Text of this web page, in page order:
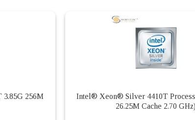
3.85G 256M
Intel® Xeon® Silver 4410T
26.25M Cache 2.70 GHz)